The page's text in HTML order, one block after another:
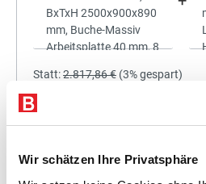
Wir schätzen Ihre Privatsphäre
Statt:2.817,86 € (3%gespart)
Preis für alle: